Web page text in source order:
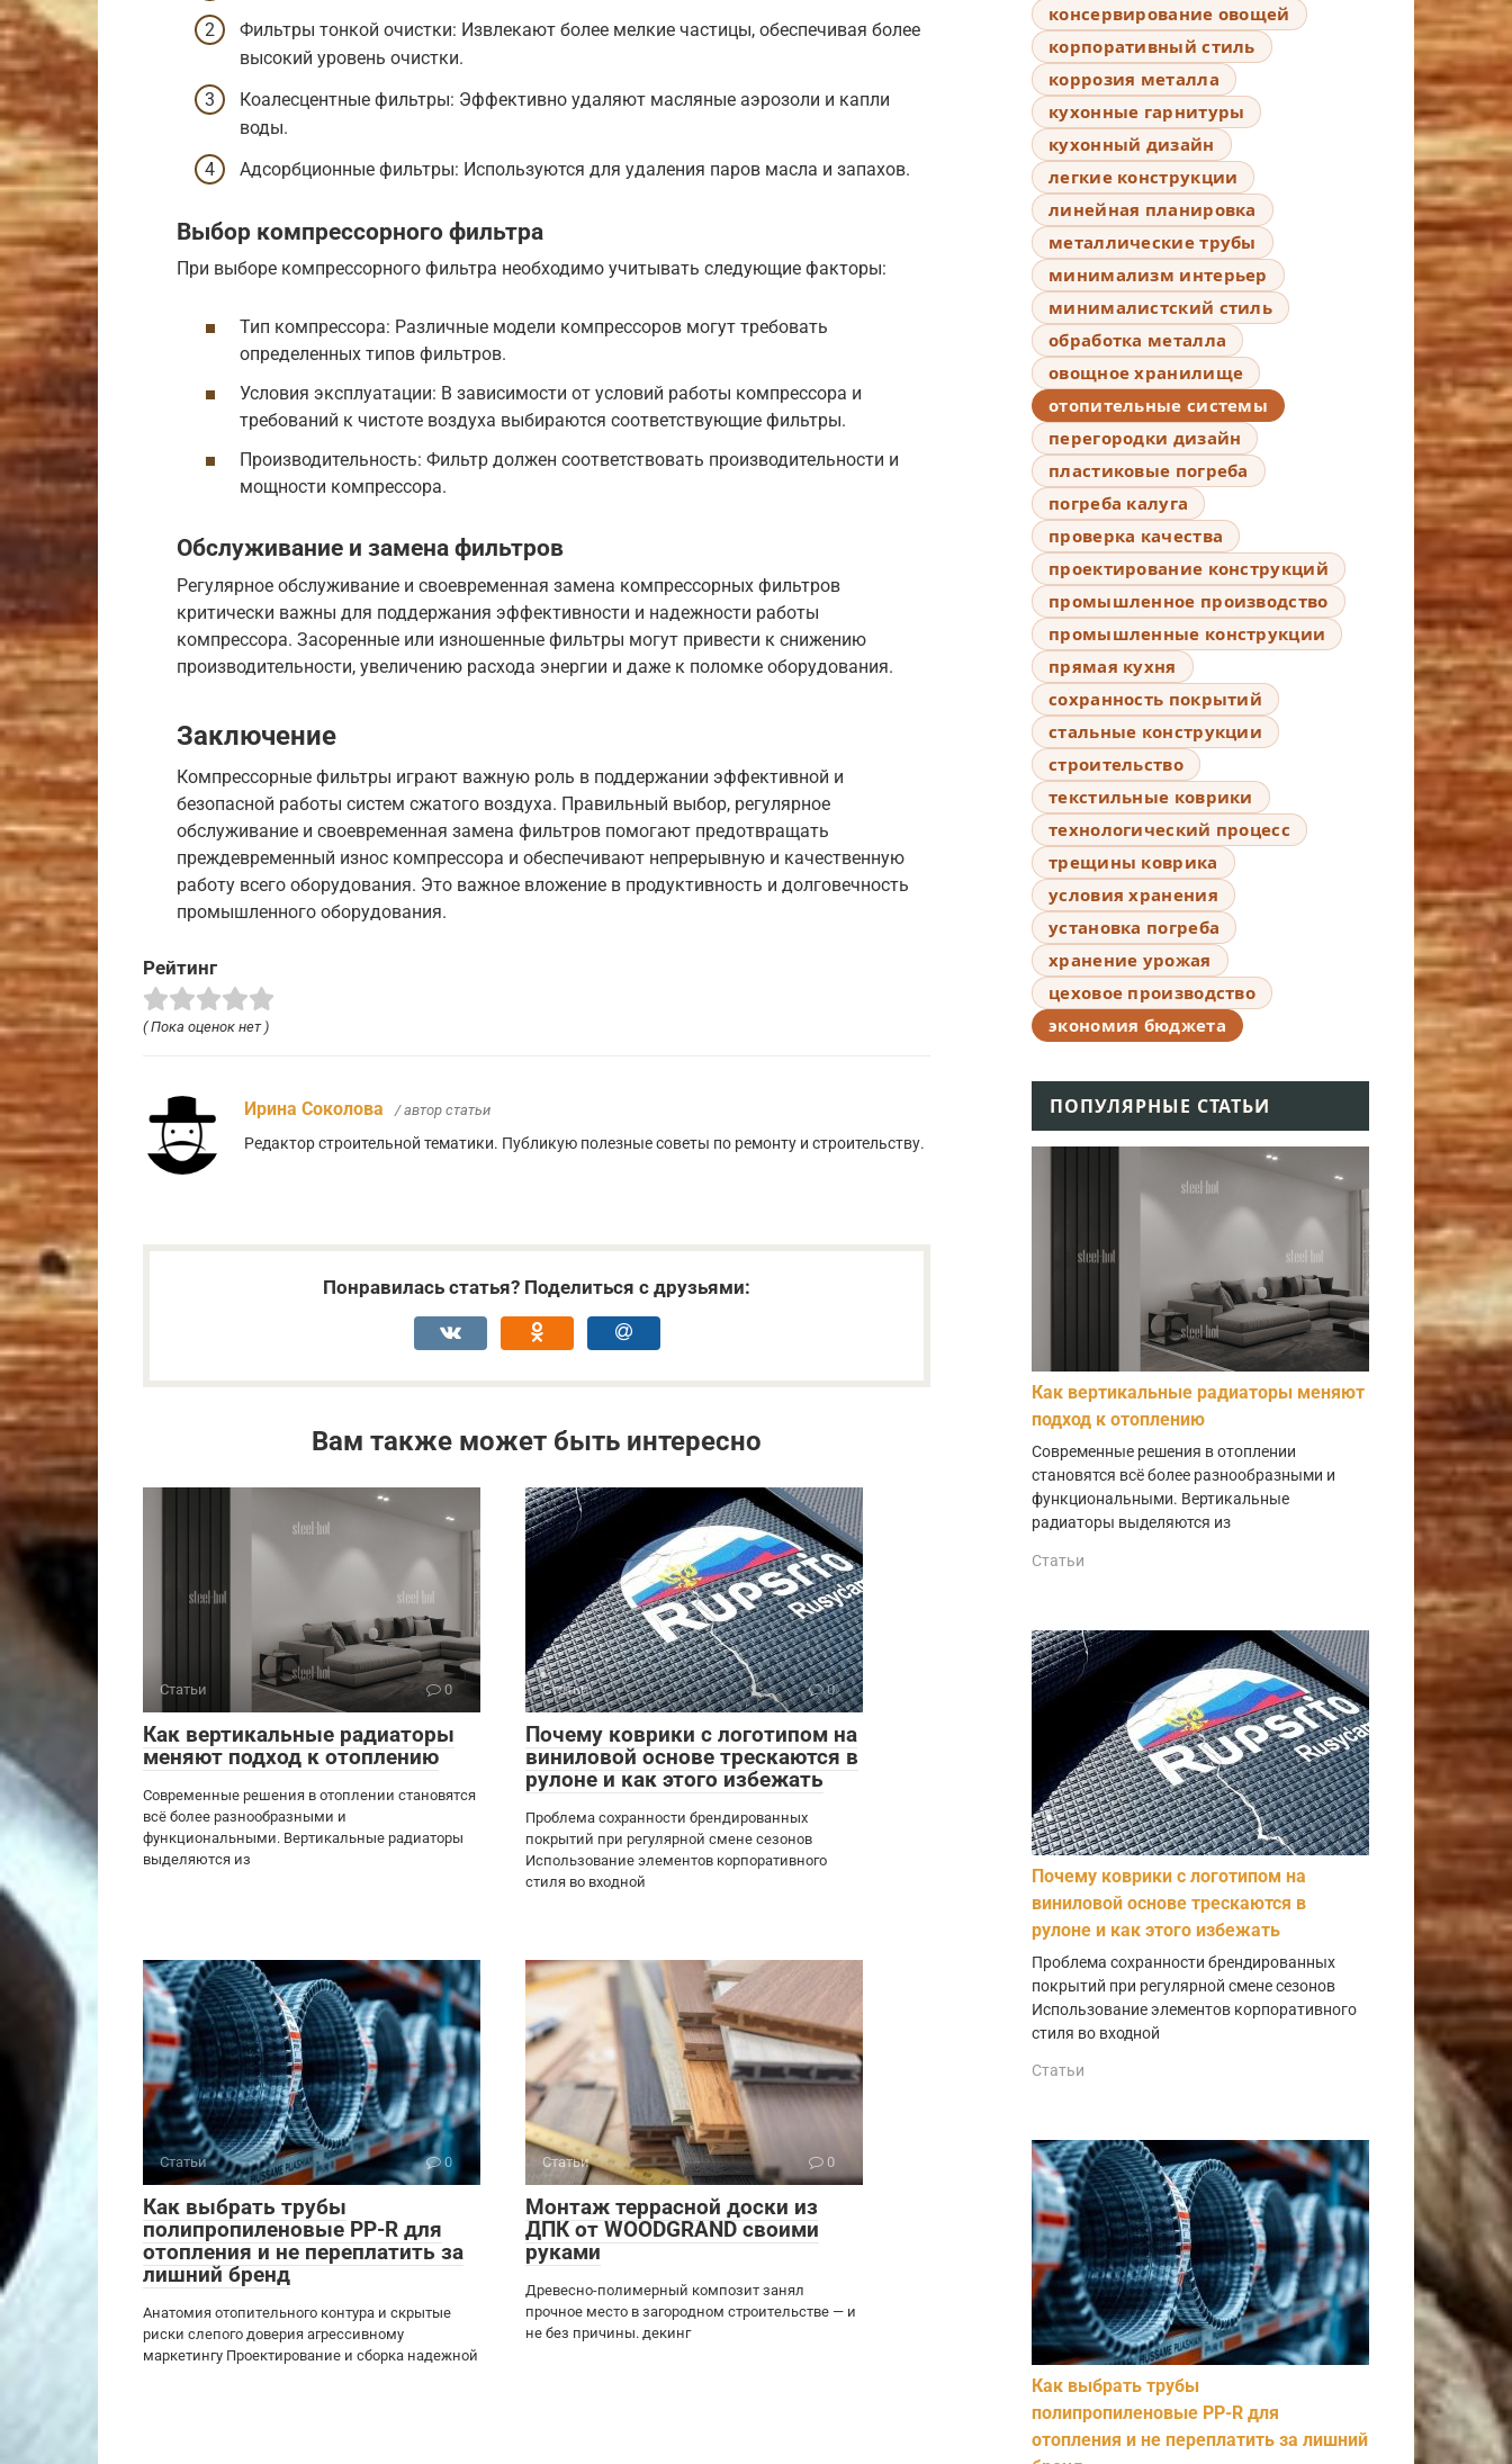
Фильтры тонкой очистки: Извлекают более мелкие частицы, обеспечивая более
высокий уровень очистки.
Коалесцентные фильтры: Эффективно удаляют масляные аэрозоли и капли
воды.
Адсорбционные фильтры: Используются для удаления паров масла и запахов.
Выбор компрессорного фильтра
При выборе компрессорного фильтра необходимо учитывать следующие факторы:
Тип компрессора: Различные модели компрессоров могут требовать
определенных типов фильтров.
Условия эксплуатации: В зависимости от условий работы компрессора и
требований к чистоте воздуха выбираются соответствующие фильтры.
Производительность: Фильтр должен соответствовать производительности и
мощности компрессора.
Обслуживание и замена фильтров
Регулярное обслуживание и своевременная замена компрессорных фильтров
критически важны для поддержания эффективности и надежности работы
компрессора. Засоренные или изношенные фильтры могут привести к снижению
производительности, увеличению расхода энергии и даже к поломке оборудования.
Заключение
Компрессорные фильтры играют важную роль в поддержании эффективной и
безопасной работы систем сжатого воздуха. Правильный выбор, регулярное
обслуживание и своевременная замена фильтров помогают предотвращать
преждевременный износ компрессора и обеспечивают непрерывную и качественную
работу всего оборудования. Это важное вложение в продуктивность и долговечность
промышленного оборудования.
Рейтинг
( Пока оценок нет )
Ирина Соколова / автор статьи
Редактор строительной тематики. Публикую полезные советы по ремонту и строительству.
Понравилась статья? Поделиться с друзьями:
Вам также может быть интересно
Статьи 0
Как вертикальные радиаторы
меняют подход к отоплению
Современные решения в отоплении становятся
всё более разнообразными и
функциональными. Вертикальные радиаторы
выделяются из
Статьи 0
Почему коврики с логотипом на
виниловой основе трескаются в
рулоне и как этого избежать
Проблема сохранности брендированных
покрытий при регулярной смене сезонов
Использование элементов корпоративного
стиля во входной
Статьи 0
Как выбрать трубы
полипропиленовые PP-R для
отопления и не переплатить за
лишний бренд
Анатомия отопительного контура и скрытые
риски слепого доверия агрессивному
маркетингу Проектирование и сборка надежной
Статьи 0
Монтаж террасной доски из
ДПК от WOODGRAND своими
руками
Древесно-полимерный композит занял
прочное место в загородном строительстве — и
не без причины. декинг
консервирование овощей
корпоративный стиль
коррозия металла
кухонные гарнитуры
кухонный дизайн
легкие конструкции
линейная планировка
металлические трубы
минимализм интерьер
минималистский стиль
обработка металла
овощное хранилище
отопительные системы
перегородки дизайн
пластиковые погреба
погреба калуга
проверка качества
проектирование конструкций
промышленное производство
промышленные конструкции
прямая кухня
сохранность покрытий
стальные конструкции
строительство
текстильные коврики
технологический процесс
трещины коврика
условия хранения
установка погреба
хранение урожая
цеховое производство
экономия бюджета
ПОПУЛЯРНЫЕ СТАТЬИ
Как вертикальные радиаторы меняют
подход к отоплению
Современные решения в отоплении
становятся всё более разнообразными и
функциональными. Вертикальные
радиаторы выделяются из
Статьи
Почему коврики с логотипом на
виниловой основе трескаются в
рулоне и как этого избежать
Проблема сохранности брендированных
покрытий при регулярной смене сезонов
Использование элементов корпоративного
стиля во входной
Статьи
Как выбрать трубы
полипропиленовые PP-R для
отопления и не переплатить за лишний